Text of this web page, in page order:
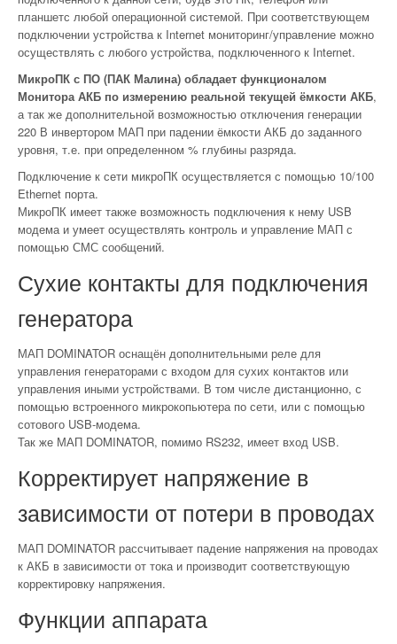
планшетс любой операционной системой. При соответствующем
подключении устройства к Internet мониторинг/управление можно
осуществлять с любого устройства, подключенного к Internet.
МикроПК с ПО (ПАК Малина) обладает функционалом
Монитора АКБ по измерению реальной текущей ёмкости АКБ,
а так же дополнительной возможностью отключения генерации
220 В инвертором МАП при падении ёмкости АКБ до заданного
уровня, т.е. при определенном % глубины разряда.
Подключение к сети микроПК осуществляется с помощью 10/100
Ethernet порта.
МикроПК имеет также возможность подключения к нему USB
модема и умеет осуществлять контроль и управление МАП с
помощью СМС сообщений.
Сухие контакты для подключения
генератора
МАП DOMINATOR оснащён дополнительными реле для
управления генераторами с входом для сухих контактов или
управления иными устройствами. В том числе дистанционно, с
помощью встроенного микрокопьютера по сети, или с помощью
сотового USB-модема.
Так же МАП DOMINATOR, помимо RS232, имеет вход USB.
Корректирует напряжение в
зависимости от потери в проводах
МАП DOMINATOR рассчитывает падение напряжения на проводах
к АКБ в зависимости от тока и производит соответствующую
корректировку напряжения.
Функции аппарата